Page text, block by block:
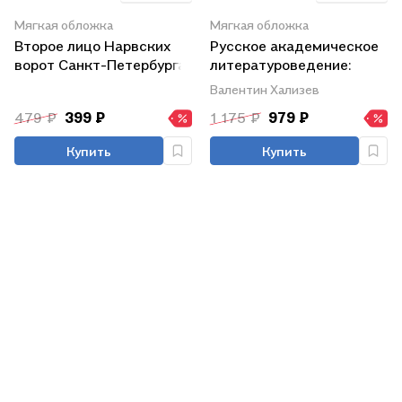
Мягкая обложка
Второе лицо Нарвских
ворот Санкт-Петербурга
479 ₽ 399 ₽
Купить
Мягкая обложка
Русское академическое
литературоведение:
История и методология
Учебное пособие
Валентин Хализев
1 175 ₽ 979 ₽
Купить